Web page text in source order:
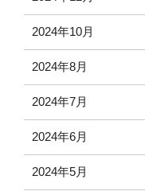
2024年10月
2024年8月
2024年7月
2024年6月
2024年5月